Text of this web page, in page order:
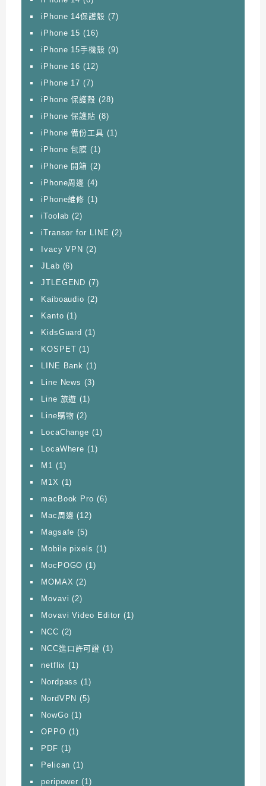
iPhone 14保護殼 (7)
iPhone 15 (16)
iPhone 15手機殼 (9)
iPhone 16 (12)
iPhone 17 (7)
iPhone 保護殼 (28)
iPhone 保護貼 (8)
iPhone 備份工具 (1)
iPhone 包膜 (1)
iPhone 開箱 (2)
iPhone周邊 (4)
iPhone維修 (1)
iToolab (2)
iTransor for LINE (2)
Ivacy VPN (2)
JLab (6)
JTLEGEND (7)
Kaiboaudio (2)
Kanto (1)
KidsGuard (1)
KOSPET (1)
LINE Bank (1)
Line News (3)
Line 旅遊 (1)
Line購物 (2)
LocaChange (1)
LocaWhere (1)
M1 (1)
M1X (1)
macBook Pro (6)
Mac周邊 (12)
Magsafe (5)
Mobile pixels (1)
MocPOGO (1)
MOMAX (2)
Movavi (2)
Movavi Video Editor (1)
NCC (2)
NCC進口許可證 (1)
netflix (1)
Nordpass (1)
NordVPN (5)
NowGo (1)
OPPO (1)
PDF (1)
Pelican (1)
peripower (1)